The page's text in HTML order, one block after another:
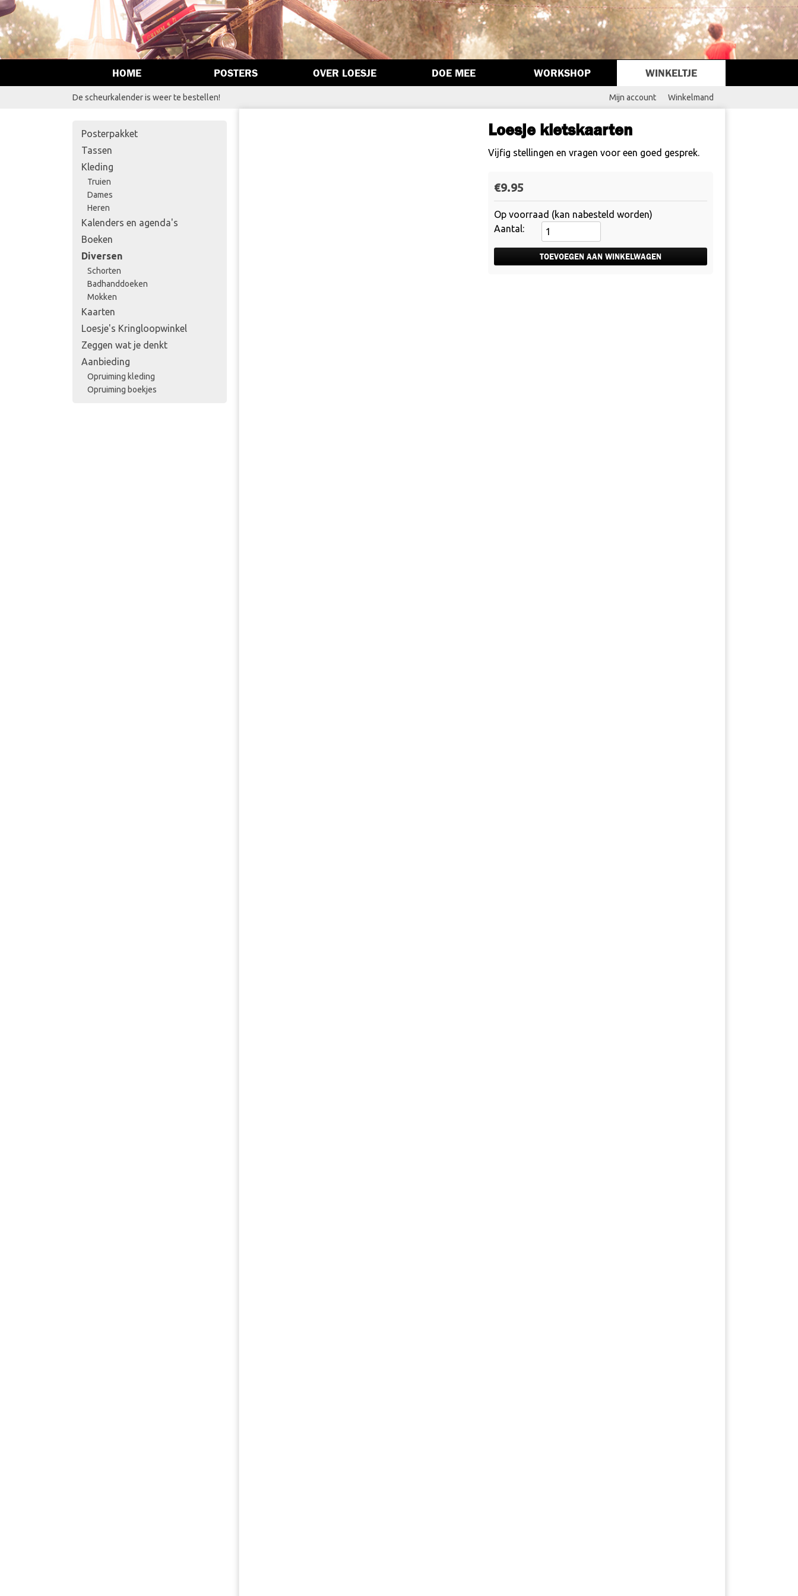
HOME POSTERS OVER LOESJE DOE MEE WORKSHOP WINKELTJE
De scheurkalender is weer te bestellen! Mijn account Winkelmand
Posterpakket
Tassen
Kleding
Truien
Dames
Heren
Kalenders en agenda's
Boeken
Diversen
Schorten
Badhanddoeken
Mokken
Kaarten
Loesje's Kringloopwinkel
Zeggen wat je denkt
Aanbieding
Opruiming kleding
Opruiming boekjes
Loesje kletskaarten
Vijfig stellingen en vragen voor een goed gesprek.
€9.95
Op voorraad (kan nabesteld worden)
Loesje
kletskaarten
aantal
TOEVOEGEN AAN WINKELWAGEN